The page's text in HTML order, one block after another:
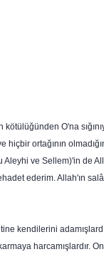
O'na
ortağının
ve Sellem)'in de
ederim. Allah'ın
kendilerini
harcamışlardır.